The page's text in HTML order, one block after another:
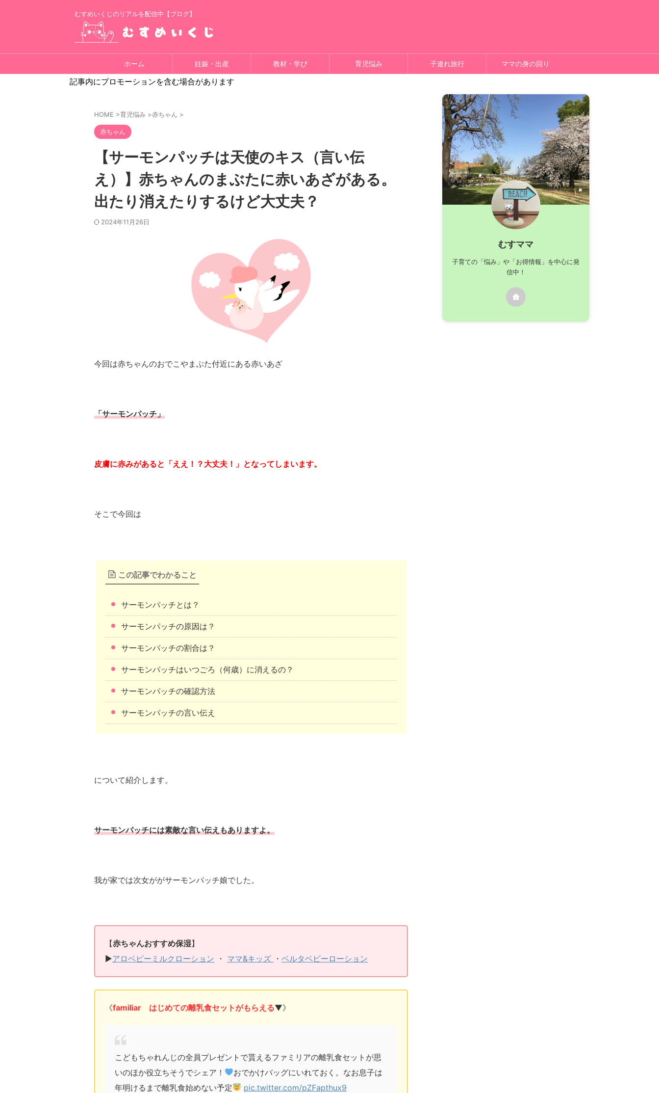
むすめいくじのリアルを配信中【ブログ】
ホーム 妊娠・出産 教材・学び 育児悩み 子連れ旅行 ママの身の回り
記事内にプロモーションを含む場合があります
HOME >育児悩み >赤ちゃん >
赤ちゃん
【サーモンパッチは天使のキス（言い伝
え）】赤ちゃんのまぶたに赤いあざがある。
出たり消えたりするけど大丈夫？
2024年11月26日
今回は赤ちゃんのおでこやまぶた付近にある赤いあざ
「サーモンパッチ」
皮膚に赤みがあると「ええ！？大丈夫！」となってしまいます。
そこで今回は
この記事でわかること
サーモンパッチとは？
サーモンパッチの原因は？
サーモンパッチの割合は？
サーモンパッチはいつごろ（何歳）に消えるの？
サーモンパッチの確認方法
サーモンパッチの言い伝え
について紹介します。
サーモンパッチには素敵な言い伝えもありますよ。
我が家では次女ががサーモンパッチ娘でした。
【赤ちゃんおすすめ保湿】
▶アロベビーミルクローション ・ ママ&キッズ ・ ベルタベビーローション
《familiar はじめての離乳食セットがもらえる▼》
こどもちゃれんじの全員プレゼントで貰えるファミリアの離乳食セットが思
いのほか役立ちそうでシェア！
おでかけバッグにいれておく。なお息子は
年明けるまで離乳食始めない予定
pic.twitter.com/pZFapthux9
むすママ
子育ての「悩み」や「お得情報」を中心に発
信中！